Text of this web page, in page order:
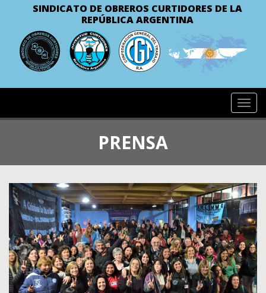
SINDICATO DE OBREROS CURTIDORES DE LA
REPÚBLICA ARGENTINA
PRENSA